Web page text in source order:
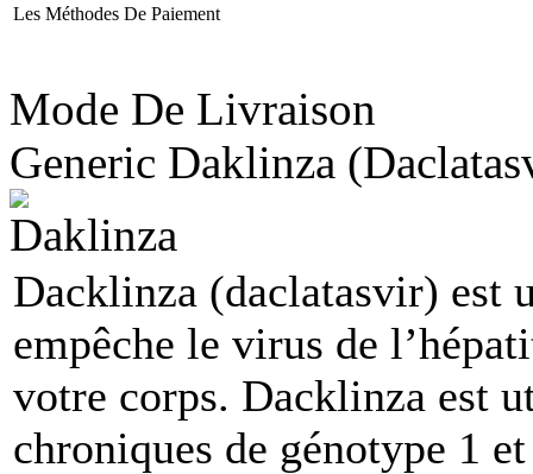
Les Méthodes De Paiement
Mode De Livraison
Generic Daklinza
Dacklinza (daclatasvir) est
empêche le virus de
votre corps. Dacklinza est
chroniques de génotype 1